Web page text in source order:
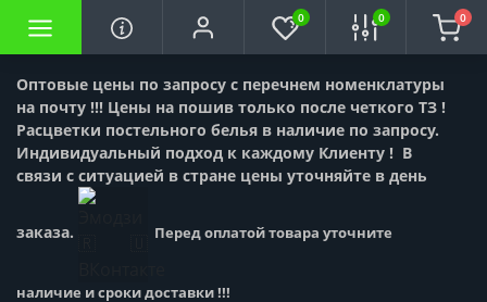
Оптовые цены по запросу с перечнем номенклатуры
на почту !!! Цены на пошив только после четкого ТЗ !
Расцветки постельного белья в наличие по запросу.
Индивидуальный подход к каждому Клиенту ! В
связи с ситуацией в стране цены уточняйте в день
заказа. Перед оплатой товара уточните
наличие и сроки доставки !!!
0 0 0